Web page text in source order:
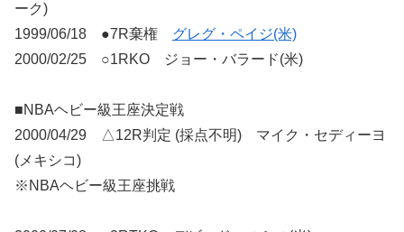
ーク)
1999/06/18 ●7R棄権 グレグ・ペイジ(米)
2000/02/25 ○1RKO ジョー・バラード(米)
■NBAヘビー級王座決定戦
2000/04/29 △12R判定 (採点不明) マイク・セディーヨ
(メキシコ)
※NBAヘビー級王座挑戦